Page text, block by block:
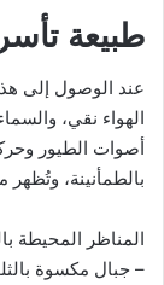
طبيعة
عند الوصول إلى
الهواء نقي،
أصوات الطيور
بالطمأنينة، وتُظهر
المناظر المحيطة
– جبال مكسوة